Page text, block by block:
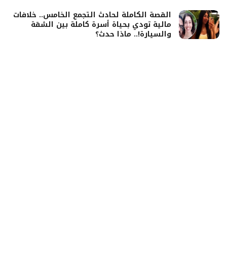
القصة الكاملة لحادث التجمع الخامس.. خلافات
مالية تودي بحياة أسرة كاملة بين الشقة
والسيارة!.. ماذا حدث؟